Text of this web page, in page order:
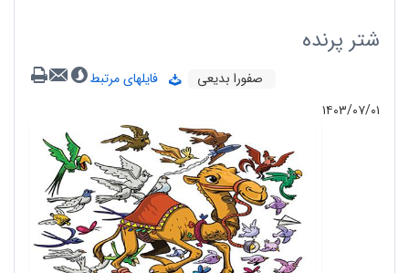
شتر پرنده
صفورا بدیعی
فایلهای مرتبط
۱۴۰۳/۰۷/۰۱